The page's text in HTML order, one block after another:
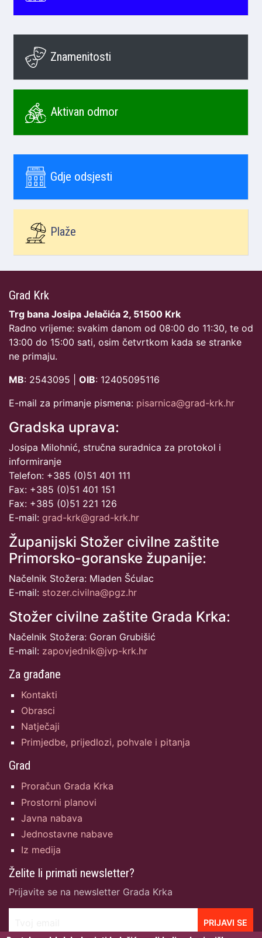
Znamenitosti
Aktivan odmor
Gdje odsjesti
Plaže
Grad Krk
Trg bana Josipa Jelačića 2, 51500 Krk
Radno vrijeme: svakim danom od 08:00 do 11:30, te od
13:00 do 15:00 sati, osim četvrtkom kada se stranke
ne primaju.
MB: 2543095 | OIB: 12405095116
E-mail za primanje pismena: pisarnica@grad-krk.hr
Gradska uprava:
Josipa Milohnić, stručna suradnica za protokol i
informiranje
Telefon: +385 (0)51 401 111
Fax: +385 (0)51 401 151
Fax: +385 (0)51 221 126
E-mail: grad-krk@grad-krk.hr
Županijski Stožer civilne zaštite
Primorsko-goranske županije:
Načelnik Stožera: Mladen Šćulac
E-mail: stozer.civilna@pgz.hr
Stožer civilne zaštite Grada Krka:
Načelnik Stožera: Goran Grubišić
E-mail: zapovjednik@jvp-krk.hr
Za građane
Kontakti
Obrasci
Natječaji
Primjedbe, prijedlozi, pohvale i pitanja
Grad
Proračun Grada Krka
Prostorni planovi
Javna nabava
Jednostavne nabave
Iz medija
Želite li primati newsletter?
Prijavite se na newsletter Grada Krka
PRIJAVI SE